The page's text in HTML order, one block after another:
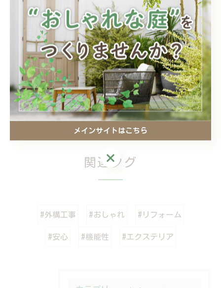
前橋でおしゃれな空間を演出
---------------------------------------------------
-------------------
庭 リフォーム おしゃれ
< 前のページ 一覧に戻る 次のページ >
関連タグ
#外構工事 #おしゃれ #リフォーム
#安心 #機能性 #エクステリア
メインサイトはこちら
メインサイトはこちら